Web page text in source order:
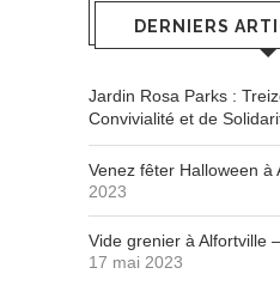
DERNIERS
Jardin Rosa Parks :
Convivialité et de
Venez fêter Halloween à
2023
Vide grenier à Alfortville
17 mai 2023